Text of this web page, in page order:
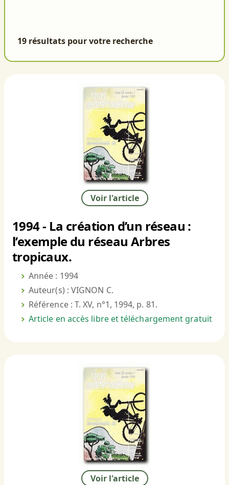
19 résultats pour votre recherche
Voir l'article
1994 - La création d’un réseau :
l’exemple du réseau Arbres
tropicaux.
Année : 1994
Auteur(s) : VIGNON C.
Référence : T. XV, n°1, 1994, p. 81.
Article en accès libre et téléchargement gratuit
Voir l'article